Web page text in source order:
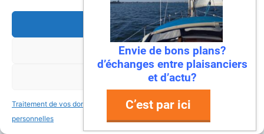
Accepter
Refuser
Voir les préférences
Traitement de vos données
personnelles
Traitement de vos données
personnelles
L’almanach du plaisancier
Lexique du nautisme anglais/français
Quelle assurance bateau choisir? le guide
Le guide de la location de bateau
Envie de bons plans?
d’échanges entre plaisanciers
et d’actu?
C’est par ici